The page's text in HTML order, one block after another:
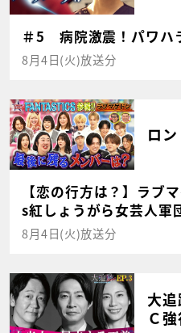
＃5 病院激震！パワハ
8月4日(火)放送分
ロ
【恋の行方は？】ラブ
s紅しょうがら女芸人軍
8月4日(火)放送分
大
Ｃ